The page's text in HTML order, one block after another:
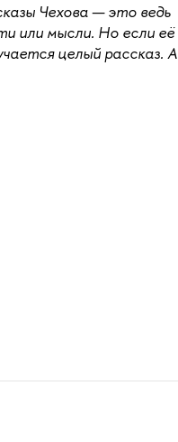
Чехова — это ведь
или мысли. Но если её
целый рассказ. А